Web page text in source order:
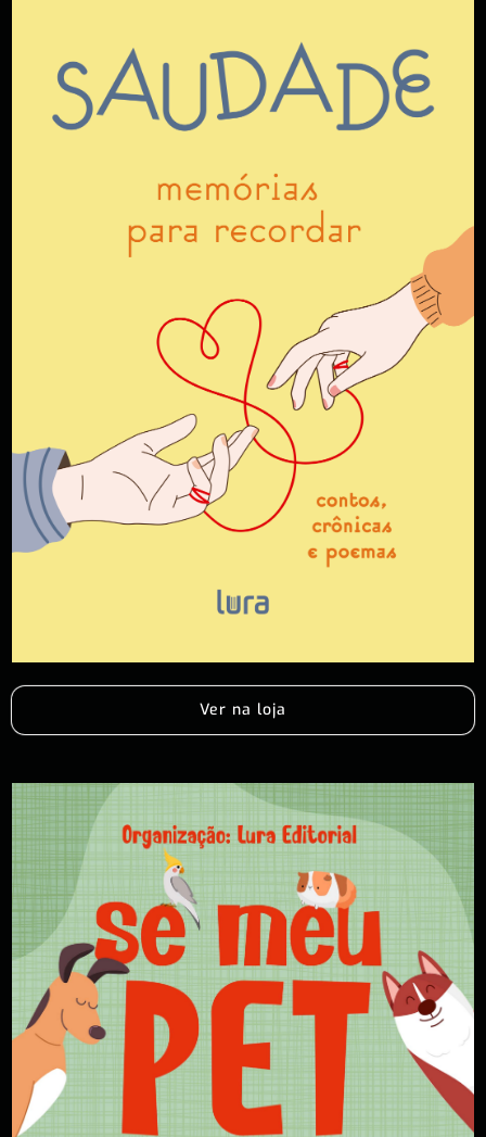
Ver na loja